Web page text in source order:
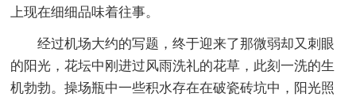
上现在细细品味着往事。
经过机场大约的写题，终于迎来了那微弱却又刺眼
的阳光，花坛中刚进过风雨洗礼的花草，此刻一洗的生
机勃勃。操场瓶中一些积水存在在破瓷砖坑中，阳光照